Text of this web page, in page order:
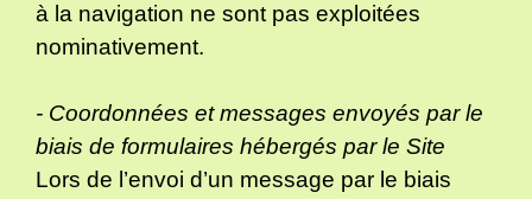
à la navigation ne sont pas exploitées
nominativement.
- Coordonnées et messages envoyés par le
biais de formulaires hébergés par le Site
Lors de l’envoi d’un message par le biais